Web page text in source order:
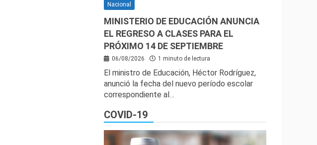
Nacional
MINISTERIO DE EDUCACIÓN ANUNCIA
EL REGRESO A CLASES PARA EL
PRÓXIMO 14 DE SEPTIEMBRE
06/08/2026 1 minuto de lectura
El ministro de Educación, Héctor Rodríguez,
anunció la fecha del nuevo período escolar
correspondiente al…
COVID-19